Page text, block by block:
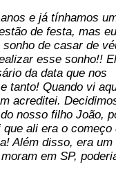
e já tínhamos
de festa, mas
de casar de
esse sonho!!
da data que nos
tanto! Quando vi
acreditei.
nosso filho João,
ali era o começo
Além disso, era um
em SP,